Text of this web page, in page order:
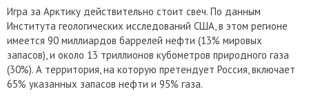
Игра за Арктику действительно стоит свеч. По данным
Института геологических исследований США, в этом регионе
имеется 90 миллиардов баррелей нефти (13% мировых
запасов), и около 13 триллионов кубометров природного газа
(30%). А территория, на которую претендует Россия, включает
65% указанных запасов нефти и 95% газа.